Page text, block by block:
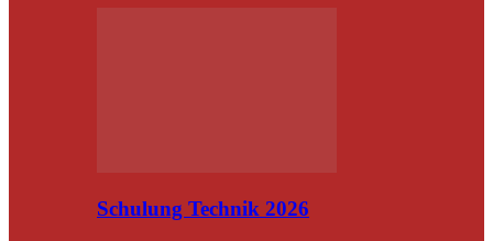
Schulung Technik 2026